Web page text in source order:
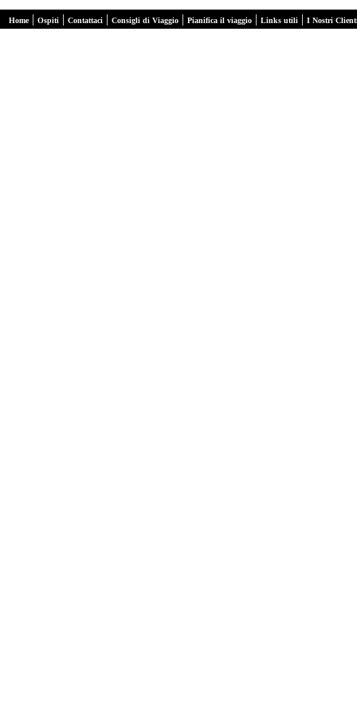
Home| Ospiti | Contattaci | Consigli di Viaggio | Pianifica il viaggio | Links utili | I Nostri